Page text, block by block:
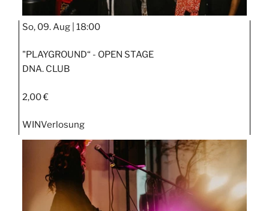
So, 09. Aug | 18:00
"PLAYGROUND“ - OPEN STAGE
DNA. CLUB
2,00 €
WINVerlosung